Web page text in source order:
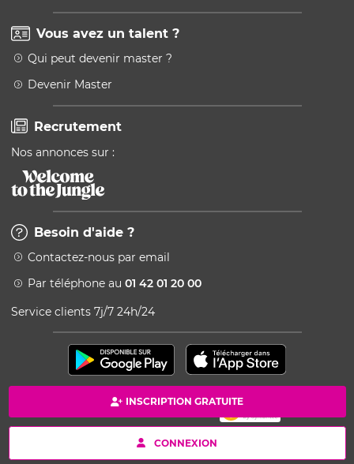
INSCRIPTION GRATUITE
CONNEXION
Vous avez un talent ?
Qui peut devenir master ?
Devenir Master
Recrutement
Nos annonces sur :
Besoin d'aide ?
Contactez-nous par email
Par téléphone au 01 42 01 20 00
Service clients 7j/7 24h/24
Paiement 100% sécurisé
Copyright © 2026 Kang - Powered by Ingenio